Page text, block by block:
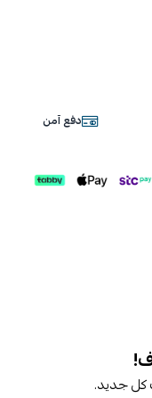
دفع آمن
كل جديد.